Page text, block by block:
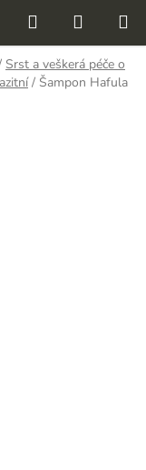
Hledat
KOŠÍK
Srst a veškerá péče o
/ Šampon Hafula